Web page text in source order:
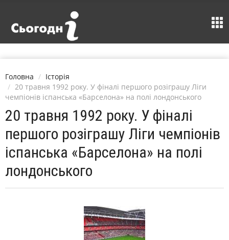
Головна
Історія
20 травня 1992 року. У фіналі першого розіграшу Ліги
чемпіонів іспанська «Барселона» на полі лондонського
20 травня 1992 року. У фіналі
першого розіграшу Ліги чемпіонів
іспанська «Барселона» на полі
лондонського